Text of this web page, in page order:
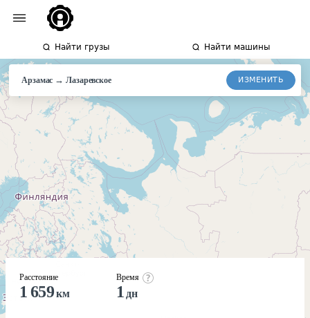
Найти грузы Найти машины
Арзамас →Лазаревское ИЗМЕНИТЬ
Расстояние
1 659км
Время
1 дн